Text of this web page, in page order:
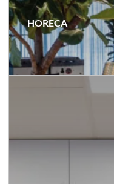
HORECA